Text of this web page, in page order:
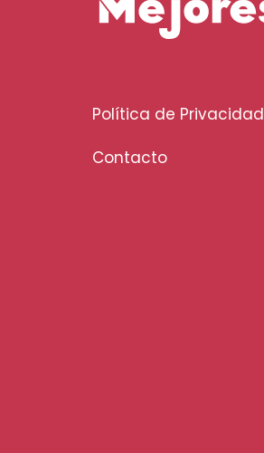
Política de Privacidad
Contacto